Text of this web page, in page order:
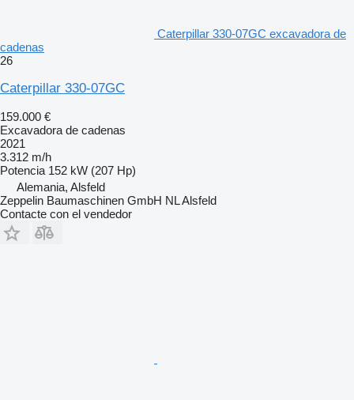
Caterpillar 330-07GC excavadora de
cadenas
26
Caterpillar 330-07GC
159.000 €
Excavadora de cadenas
2021
3.312 m/h
Potencia 152 kW (207 Hp)
Alemania, Alsfeld
Zeppelin Baumaschinen GmbH NL Alsfeld
Contacte con el vendedor